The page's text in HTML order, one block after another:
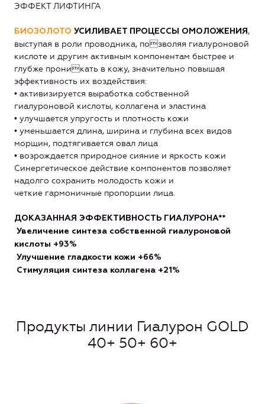
ЭФФЕКТ ЛИФТИНГА
БИОЗОЛОТО УСИЛИВАЕТ ПРОЦЕССЫ ОМОЛОЖЕНИЯ ,
выступая в роли проводника, позволяя гиалуроновой
кислоте и другим активным компонентам быстрее и
глубже проникать в кожу, значительно повышая
эффективность их воздействия:
• активизируется выработка собственной
гиалуроновой кислоты, коллагена и эластина
• улучшается упругость и плотность кожи
• уменьшается длина, ширина и глубина всех видов
морщин, подтягивается овал лица
• возрождается природное сияние и яркость кожи
Синергетическое действие компонентов позволяет
надолго сохранить молодость кожи и
четкие гармоничные пропорции лица.
ДОКАЗАННАЯ ЭФФЕКТИВНОСТЬ ГИАЛУРОНА**
Увеличение синтеза собственной гиалуроновой
кислоты +93%
Улучшение гладкости кожи +66%
Стимуляция синтеза коллагена +21%
Продукты линии Гиалурон GOLD
40+ 50+ 60+